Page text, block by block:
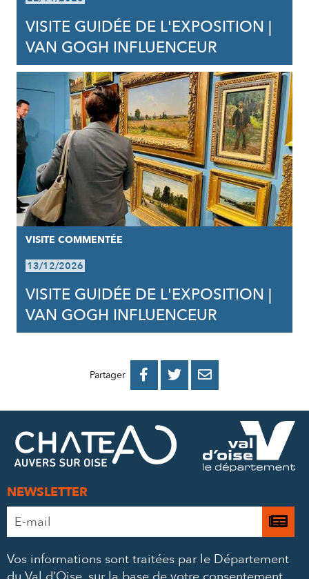
VISITE GUIDÉE DE L'EXPOSITION |
VAN GOGH INFLUENCEUR
VISITE COMMENTÉE
13/12/2026
VISITE GUIDÉE DE L'EXPOSITION |
VAN GOGH INFLUENCEUR
Partager 
PARTAGER
FACEBOOK
PARTAGER
PARTAGER
MAIL
NEWSLETTER
Adresse
e-
*
Je
à
Vos informations sont traitées par le Département